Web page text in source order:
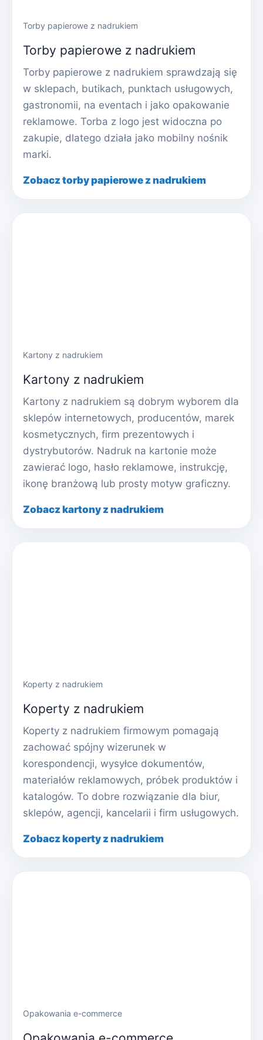
Torby papierowe z nadrukiem
Torby papierowe z nadrukiem
Torby papierowe z nadrukiem sprawdzają się
w sklepach, butikach, punktach usługowych,
gastronomii, na eventach i jako opakowanie
reklamowe. Torba z logo jest widoczna po
zakupie, dlatego działa jako mobilny nośnik
marki.
Zobacz torby papierowe z nadrukiem
Kartony z nadrukiem
Kartony z nadrukiem
Kartony z nadrukiem są dobrym wyborem dla
sklepów internetowych, producentów, marek
kosmetycznych, firm prezentowych i
dystrybutorów. Nadruk na kartonie może
zawierać logo, hasło reklamowe, instrukcję,
ikonę branżową lub prosty motyw graficzny.
Zobacz kartony z nadrukiem
Koperty z nadrukiem
Koperty z nadrukiem
Koperty z nadrukiem firmowym pomagają
zachować spójny wizerunek w
korespondencji, wysyłce dokumentów,
materiałów reklamowych, próbek produktów i
katalogów. To dobre rozwiązanie dla biur,
sklepów, agencji, kancelarii i firm usługowych.
Zobacz koperty z nadrukiem
Opakowania e-commerce